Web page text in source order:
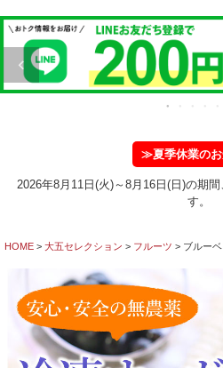
≫夏季休業の
2026年8月11日(火)～8月16日(日)の期
す。
HOME 大五セレクション フルーツ ブルー